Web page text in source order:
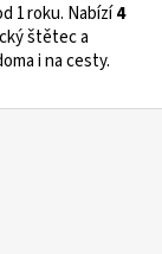
1 roku. Nabízí4
štětec a
i na cesty.